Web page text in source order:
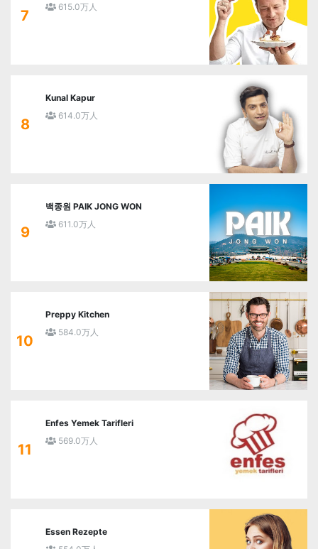
7
615.0万人
8
Kunal Kapur
614.0万人
9
백종원 PAIK JONG WON
611.0万人
10
Preppy Kitchen
584.0万人
11
Enfes Yemek Tarifleri
569.0万人
Essen Rezepte